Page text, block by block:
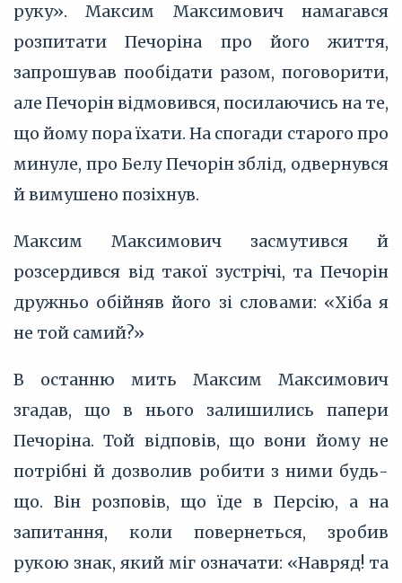
руку». Максим Максимович намагався
розпитати Печоріна про його життя,
запрошував пообідати разом, поговорити,
але Печорін відмовився, посилаючись на те,
що йому пора їхати. На спогади старого про
минуле, про Белу Печорін зблід, одвернувся
й вимушено позіхнув.
Максим Максимович засмутився й
розсердився від такої зустрічі, та Печорін
дружньо обійняв його зі словами: «Хіба я
не той самий?»
В останню мить Максим Максимович
згадав, що в нього залишились папери
Печоріна. Той відповів, що вони йому не
потрібні й дозволив робити з ними будь-
що. Він розповів, що їде в Персію, а на
запитання, коли повернеться, зробив
рукою знак, який міг означати: «Навряд! та